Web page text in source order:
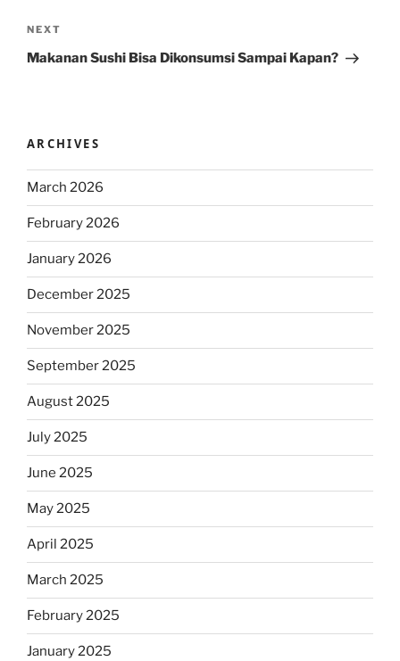
Next
Post
NEXT
Makanan Sushi Bisa Dikonsumsi Sampai Kapan?
ARCHIVES
March 2026
February 2026
January 2026
December 2025
November 2025
September 2025
August 2025
July 2025
June 2025
May 2025
April 2025
March 2025
February 2025
January 2025